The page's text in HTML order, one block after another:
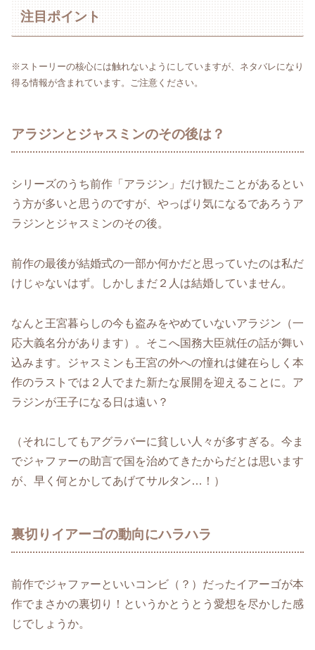
注目ポイント
※ストーリーの核心には触れないようにしていますが、ネタバレになり
得る情報が含まれています。ご注意ください。
アラジンとジャスミンのその後は？
シリーズのうち前作「アラジン」だけ観たことがあるとい
う方が多いと思うのですが、やっぱり気になるであろうア
ラジンとジャスミンのその後。
前作の最後が結婚式の一部か何かだと思っていたのは私だ
けじゃないはず。しかしまだ２人は結婚していません。
なんと王宮暮らしの今も盗みをやめていないアラジン（一
応大義名分があります）。そこへ国務大臣就任の話が舞い
込みます。ジャスミンも王宮の外への憧れは健在らしく本
作のラストでは２人でまた新たな展開を迎えることに。ア
ラジンが王子になる日は遠い？
（それにしてもアグラバーに貧しい人々が多すぎる。今ま
でジャファーの助言で国を治めてきたからだとは思います
が、早く何とかしてあげてサルタン…！）
裏切りイアーゴの動向にハラハラ
前作でジャファーといいコンビ（？）だったイアーゴが本
作でまさかの裏切り！というかとうとう愛想を尽かした感
じでしょうか。